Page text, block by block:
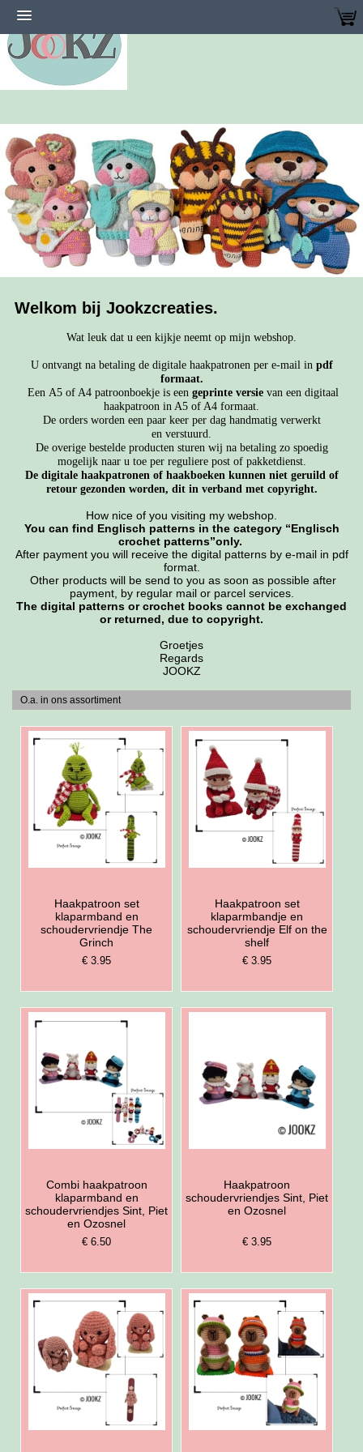
Welkom bij Jookzcreaties.
Wat leuk dat u een kijkje neemt op mijn webshop.
U ontvangt na betaling de digitale haakpatronen per e-mail in pdf
formaat.
Een A5 of A4 patroonboekje is een geprinte versie van een digitaal
haakpatroon in A5 of A4 formaat.
De orders worden een paar keer per dag handmatig verwerkt
en verstuurd.
De overige bestelde producten sturen wij na betaling zo spoedig
mogelijk naar u toe per reguliere post of pakketdienst.
De digitale haakpatronen of haakboeken kunnen niet geruild of
retour gezonden worden, dit in verband met copyright.
How nice of you visiting my webshop.
You can find Englisch patterns in the category “Englisch
crochet patterns”only.
After payment you will receive the digital patterns by e-mail in pdf
format.
Other products will be send to you as soon as possible after
payment, by regular mail or parcel services.
The digital patterns or crochet books cannot be exchanged
or returned, due to copyright.
Groetjes
Regards
JOOKZ
O.a. in ons assortiment
Haakpatroon set
klaparmband en
schoudervriendje The
Grinch
€ 3.95
Haakpatroon set
klaparmbandje en
schoudervriendje Elf on the
shelf
€ 3.95
Combi haakpatroon
klaparmband en
schoudervriendjes Sint, Piet
en Ozosnel
€ 6.50
Haakpatroon
schoudervriendjes Sint, Piet
en Ozosnel
€ 3.95